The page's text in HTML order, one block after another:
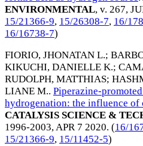
ENVIRONMENTAL, v. 267,
15/21366-9, 15/26308-7, 16/
16/16738-7)
FIORIO, JHONATAN L.;
KIKUCHI, DANIELLE K.;
RUDOLPH, MATTHIAS;
LIANE M.. Piperazine-
hydrogenation: the influence of
CATALYSIS SCIENCE &
1996-2003,APR 7 2020. (16/
15/21366-9, 15/11452-5)